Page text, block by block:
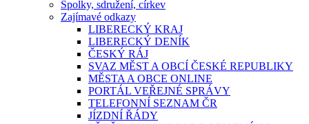
Spolky, sdružení, církev
Zajímavé odkazy
LIBERECKÝ KRAJ
LIBERECKÝ DENÍK
ČESKÝ RÁJ
SVAZ MĚST A OBCÍ ČESKÉ REPUBLIKY
MĚSTA A OBCE ONLINE
PORTÁL VEŘEJNÉ SPRÁVY
TELEFONNÍ SEZNAM ČR
JÍZDNÍ ŘÁDY